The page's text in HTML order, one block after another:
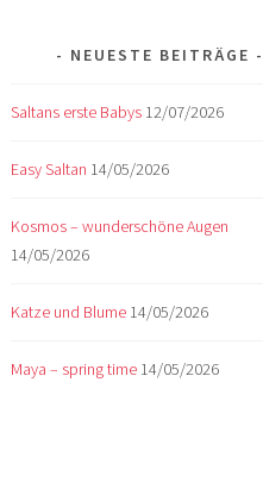
NEUESTE BEITRÄGE
Saltans erste Babys 12/07/2026
Easy Saltan 14/05/2026
Kosmos – wunderschöne Augen
14/05/2026
Katze und Blume 14/05/2026
Maya – spring time 14/05/2026